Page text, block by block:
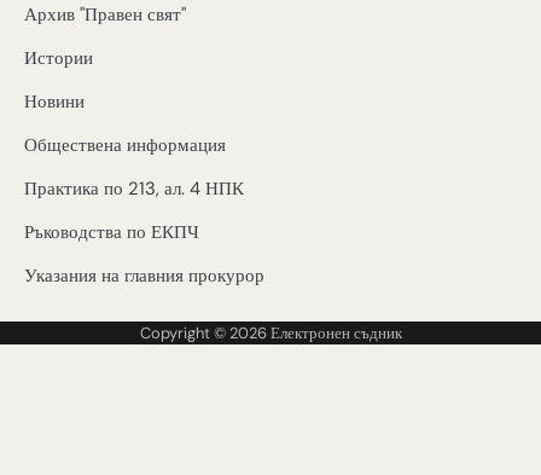
Архив "Правен свят"
Истории
Новини
Обществена информация
Практика по 213, ал. 4 НПК
Ръководства по ЕКПЧ
Указания на главния прокурор
Copyright © 2026Електронен съдник